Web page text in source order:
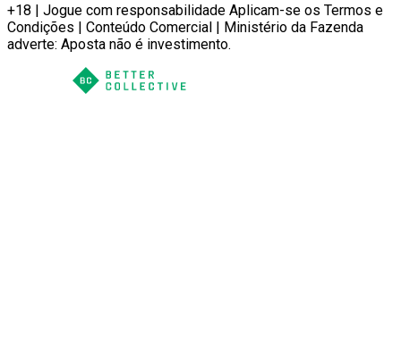
+18 | Jogue com responsabilidade Aplicam-se os Termos e
Condições | Conteúdo Comercial | Ministério da Fazenda
adverte: Aposta não é investimento.